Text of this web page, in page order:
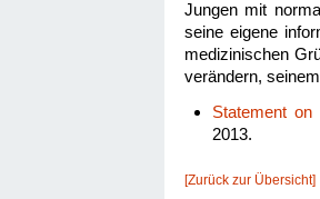
Jungen mit
seine eigene
medizinischen
verändern,
Statement on
2013.
[Zurück zur Übersicht]